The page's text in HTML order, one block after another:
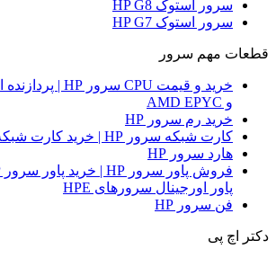
سرور استوک HP G8
سرور استوک HP G7
قطعات مهم سرور
و AMD EPYC
خرید رم سرور HP
کارت شبکه سرور HP | خرید کارت شبکه HP
هارد سرور HP
پاور اورجینال سرورهای HPE
فن سرور HP
دکتر اچ پی